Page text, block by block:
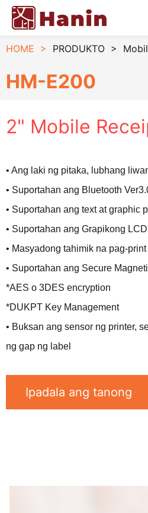
HOME > PRODUKTO >
HM-E200
2" Mobile
• Ang laki ng pitaka, lubhang
• Suportahan ang Bluetooth
• Suportahan ang text at graphic
• Suportahan ang Grapikong
• Masyadong tahimik na pag-
• Suportahan ang Secure
*AES o 3DES encryption
*DUKPT Key Management
• Buksan ang sensor ng printer,
ng gap ng label
Ipadala ang tanong